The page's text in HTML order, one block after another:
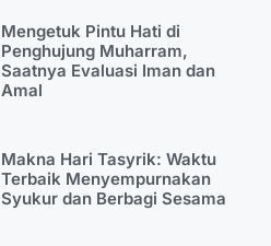
Mengetuk Pintu Hati di
Penghujung Muharram,
Saatnya Evaluasi Iman dan
Amal
Makna Hari Tasyrik: Waktu
Terbaik Menyempurnakan
Syukur dan Berbagi Sesama